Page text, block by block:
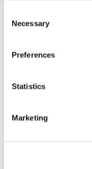
Selection
Necessary
Preferences
Statistics
Marketing
Anti-age,
U tretmanu se koristi